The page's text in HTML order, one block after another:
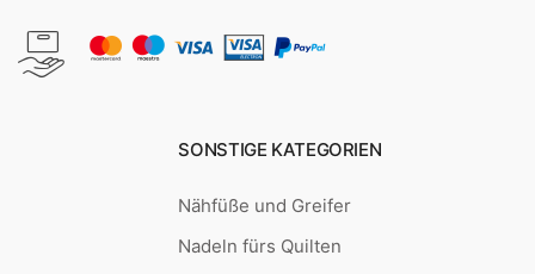
SONSTIGE KATEGORIEN
Nähfüße und Greifer
Nadeln fürs Quilten